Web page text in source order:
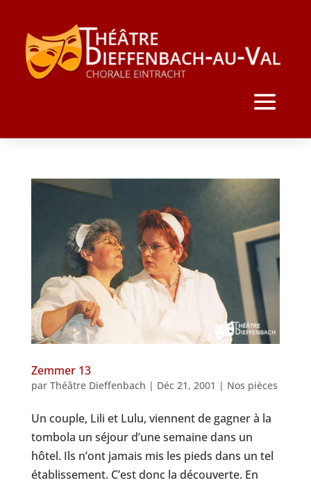
Zemmer 13
par Théâtre Dieffenbach | Déc 21, 2001 | Nos pièces
Un couple, Lili et Lulu, viennent de gagner à la
tombola un séjour d’une semaine dans un
hôtel. Ils n’ont jamais mis les pieds dans un tel
établissement. C’est donc la découverte. En